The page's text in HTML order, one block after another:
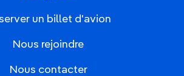
un billet d'avion
Nous rejoindre
Nous contacter